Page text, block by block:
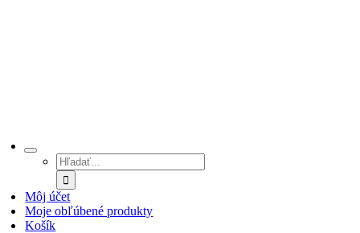
Hľadať:
Môj účet
Moje obľúbené produkty
Košík